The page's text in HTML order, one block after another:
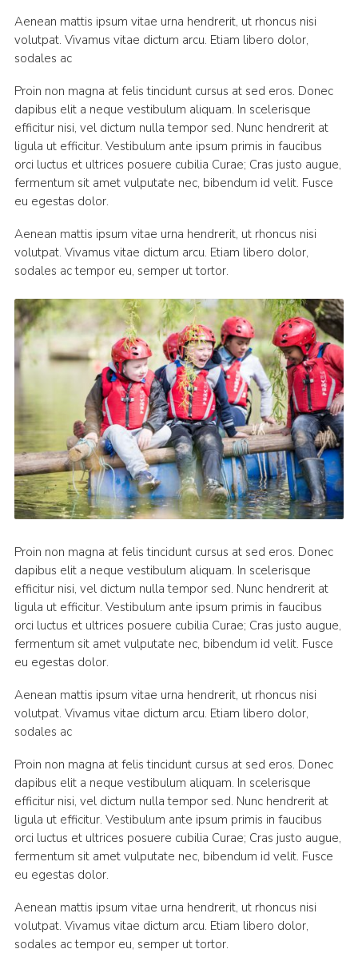
Aenean mattis ipsum vitae urna hendrerit, ut rhoncus nisi
volutpat. Vivamus vitae dictum arcu. Etiam libero dolor,
sodales ac
Proin non magna at felis tincidunt cursus at sed eros. Donec
dapibus elit a neque vestibulum aliquam. In scelerisque
efficitur nisi, vel dictum nulla tempor sed. Nunc hendrerit at
ligula ut efficitur. Vestibulum ante ipsum primis in faucibus
orci luctus et ultrices posuere cubilia Curae; Cras justo augue,
fermentum sit amet vulputate nec, bibendum id velit. Fusce
eu egestas dolor.
Aenean mattis ipsum vitae urna hendrerit, ut rhoncus nisi
volutpat. Vivamus vitae dictum arcu. Etiam libero dolor,
sodales ac tempor eu, semper ut tortor.
Proin non magna at felis tincidunt cursus at sed eros. Donec
dapibus elit a neque vestibulum aliquam. In scelerisque
efficitur nisi, vel dictum nulla tempor sed. Nunc hendrerit at
ligula ut efficitur. Vestibulum ante ipsum primis in faucibus
orci luctus et ultrices posuere cubilia Curae; Cras justo augue,
fermentum sit amet vulputate nec, bibendum id velit. Fusce
eu egestas dolor.
Aenean mattis ipsum vitae urna hendrerit, ut rhoncus nisi
volutpat. Vivamus vitae dictum arcu. Etiam libero dolor,
sodales ac
Proin non magna at felis tincidunt cursus at sed eros. Donec
dapibus elit a neque vestibulum aliquam. In scelerisque
efficitur nisi, vel dictum nulla tempor sed. Nunc hendrerit at
ligula ut efficitur. Vestibulum ante ipsum primis in faucibus
orci luctus et ultrices posuere cubilia Curae; Cras justo augue,
fermentum sit amet vulputate nec, bibendum id velit. Fusce
eu egestas dolor.
Aenean mattis ipsum vitae urna hendrerit, ut rhoncus nisi
volutpat. Vivamus vitae dictum arcu. Etiam libero dolor,
sodales ac tempor eu, semper ut tortor.